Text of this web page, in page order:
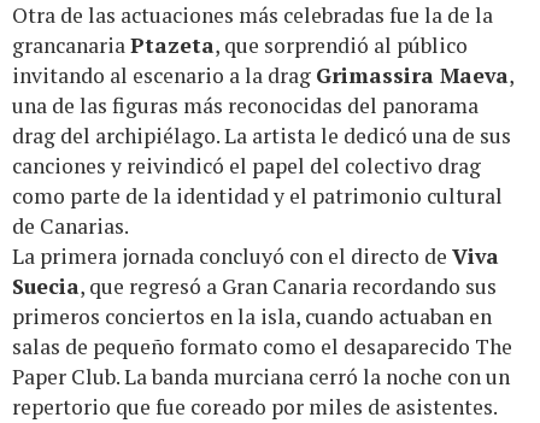
Otra de las actuaciones más celebradas fue la de la
grancanariaPtazeta, que sorprendió al público
invitando al escenario a la drag Grimassira Maeva,
una de las figuras más reconocidas del panorama
drag del archipiélago. La artista le dedicó una de sus
canciones y reivindicó el papel del colectivo drag
como parte de la identidad y el patrimonio cultural
de Canarias.
La primera jornada concluyó con el directo de Viva
Suecia, que regresó a Gran Canaria recordando sus
primeros conciertos en la isla, cuando actuaban en
salas de pequeño formato como el desaparecido The
Paper Club. La banda murciana cerró la noche con un
repertorio que fue coreado por miles de asistentes.